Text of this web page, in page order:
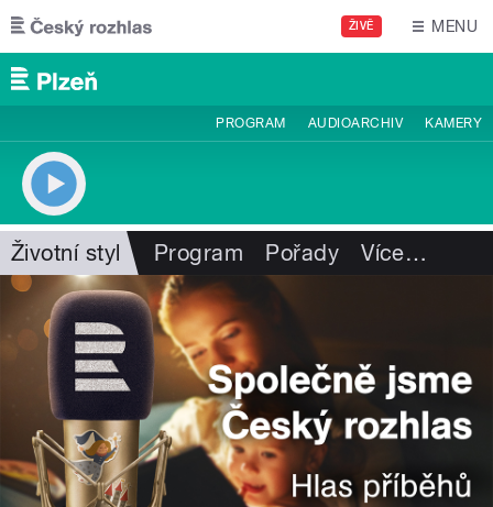
Přejít k hlavnímu obsahu
ŽIVĚ MENU
PROGRAM AUDIOARCHIV KAMERY
Životní styl Program Pořady Více…